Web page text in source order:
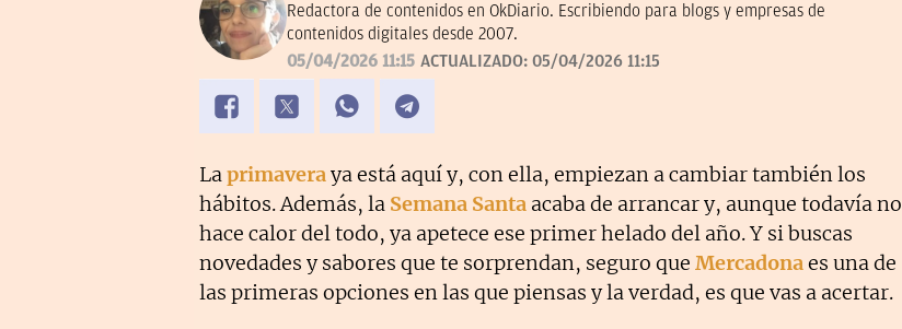
Redactora de contenidos en OkDiario. Escribiendo para blogs y empresas de
contenidos digitales desde 2007.
05/04/2026 11:15 ACTUALIZADO: 05/04/2026 11:15
Laprimaveraya está aquí y, con ella, empiezan a cambiar también los
hábitos. Además, la Semana Santa acaba de arrancar y, aunque todavía no
hace calor del todo, ya apetece ese primer helado del año. Y si buscas
novedades y sabores que te sorprendan, seguro que Mercadonaes una de
las primeras opciones en las que piensas y la verdad, es que vas a acertar.